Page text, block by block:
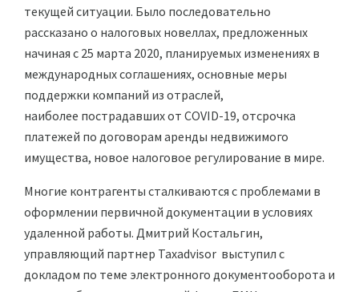
текущей ситуации. Было последовательно
рассказано о налоговых новеллах, предложенных
начиная с 25 марта 2020, планируемых изменениях в
международных соглашениях, основные меры
поддержки компаний из отраслей,
наиболее пострадавших от COVID-19, отсрочка
платежей по договорам аренды недвижимого
имущества, новое налоговое регулирование в мире.
Многие контрагенты сталкиваются с проблемами в
оформлении первичной документации в условиях
удаленной работы. Дмитрий Костальгин,
управляющий партнер Taxadvisor выступил с
докладом по теме электронного документооборота и